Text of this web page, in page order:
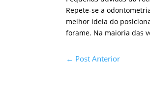
Repete-se a
melhor ideia do
forame. Na maioria das
← Post Anterior